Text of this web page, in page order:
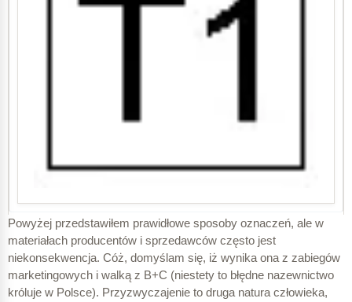
Ogranicznik przepięć SPD Typu 2, albo Typ 2 lub oznaczenie
graficzne:
Powyżej przedstawiłem prawidłowe sposoby oznaczeń, ale w
materiałach producentów i sprzedawców często jest
niekonsekwencja. Cóż, domyślam się, iż wynika ona z zabiegów
marketingowych i walką z B+C (niestety to błędne nazewnictwo
króluje w Polsce). Przyzwyczajenie to druga natura człowieka,